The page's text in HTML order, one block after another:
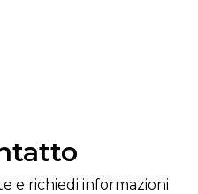
e richiedi informazioni